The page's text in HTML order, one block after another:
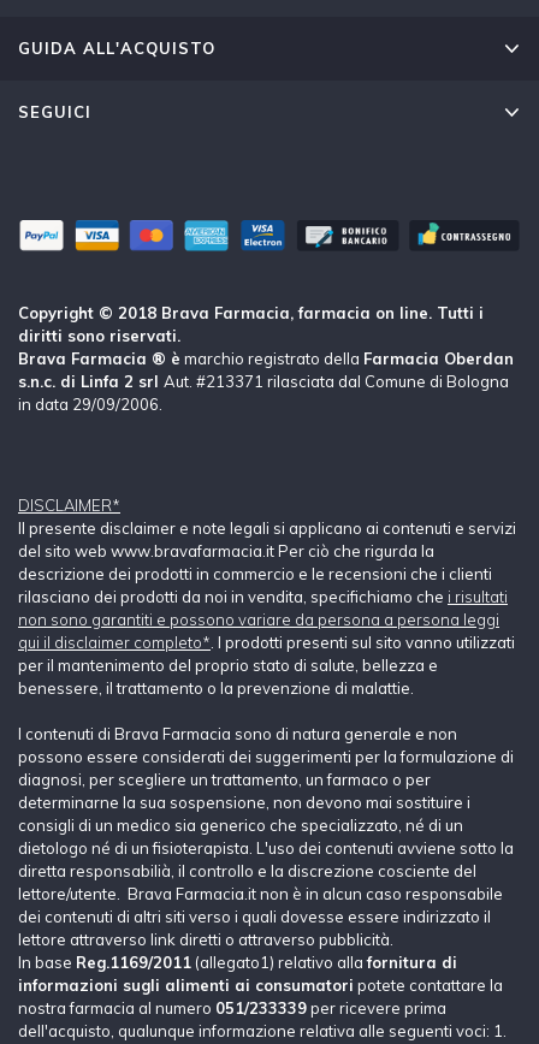
GUIDA ALL'ACQUISTO
SEGUICI
Copyright © 2018 Brava Farmacia, farmacia on line. Tutti i
diritti sono riservati.
Brava Farmacia ® è marchio registrato della Farmacia Oberdan
s.n.c. di Linfa 2 srl Aut. #213371 rilasciata dal Comune di Bologna
in data 29/09/2006.
DISCLAIMER*
Il presente disclaimer e note legali si applicano ai contenuti e servizi
del sito web www.bravafarmacia.it Per ciò che rigurda la
descrizione dei prodotti in commercio e le recensioni che i clienti
rilasciano dei prodotti da noi in vendita, specifichiamo che i risultati
non sono garantiti e possono variare da persona a persona leggi
qui il disclaimer completo* . I prodotti presenti sul sito vanno utilizzati
per il mantenimento del proprio stato di salute, bellezza e
benessere, il trattamento o la prevenzione di malattie.
I contenuti di Brava Farmacia sono di natura generale e non
possono essere considerati dei suggerimenti per la formulazione di
diagnosi, per scegliere un trattamento, un farmaco o per
determinarne la sua sospensione, non devono mai sostituire i
consigli di un medico sia generico che specializzato, né di un
dietologo né di un fisioterapista. L'uso dei contenuti avviene sotto la
diretta responsabilià, il controllo e la discrezione cosciente del
lettore/utente. Brava Farmacia.it non è in alcun caso responsabile
dei contenuti di altri siti verso i quali dovesse essere indirizzato il
lettore attraverso link diretti o attraverso pubblicità.
In base Reg.1169/2011 (allegato1) relativo allafornitura di
informazioni sugli alimenti ai consumatori potete contattare la
nostra farmacia al numero 051/233339per ricevere prima
dell'acquisto, qualunque informazione relativa alle seguenti voci: 1.